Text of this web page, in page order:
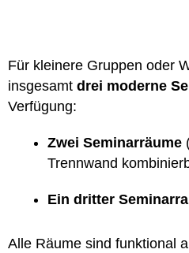
Für kleinere Gruppen oder
insgesamt drei moderne
Verfügung:
Zwei Seminarräume
Trennwand
Ein dritter
Alle Räume sind funktional